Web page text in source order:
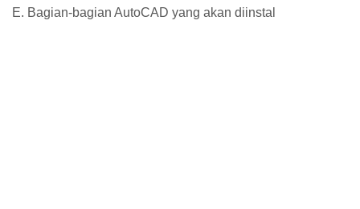
E. Bagian-bagian AutoCAD yang akan diinstal